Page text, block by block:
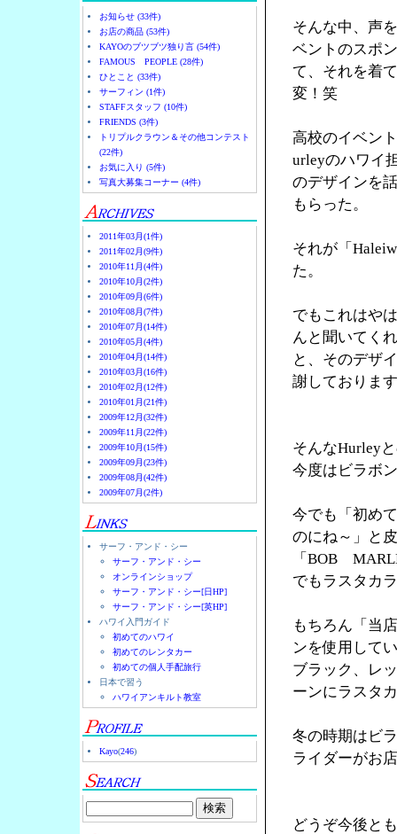
お知らせ (33件)
お店の商品 (53件)
KAYOのブツブツ独り言 (54件)
FAMOUS PEOPLE (28件)
ひとこと (33件)
サーフィン (1件)
STAFFスタッフ (10件)
FRIENDS (3件)
トリプルクラウン＆その他コンテスト
(22件)
お気に入り (5件)
写真大募集コーナー (4件)
2011年03月(1件)
2011年02月(9件)
2010年11月(4件)
2010年10月(2件)
2010年09月(6件)
2010年08月(7件)
2010年07月(14件)
2010年05月(4件)
2010年04月(14件)
2010年03月(16件)
2010年02月(12件)
2010年01月(21件)
2009年12月(32件)
2009年11月(22件)
2009年10月(15件)
2009年09月(23件)
2009年08月(42件)
2009年07月(2件)
サーフ・アンド・シー
サーフ・アンド・シー
オンラインショップ
サーフ・アンド・シー[日HP]
サーフ・アンド・シー[英HP]
ハワイ入門ガイド
初めてのハワイ
初めてのレンタカー
初めての個人手配旅行
日本で習う
ハワイアンキルト教室
Kayo(246)
そんな中、声
ベントのスポ
て、それを着
変！笑
高校のイベン
urleyのハワイ
のデザインを
もらった。
それが「
た。
でもこれはや
んと聞いてく
と、そのデザ
謝しておりま
そんなHurley
今度はビラボ
今でも「初め
のにね～」と
「BOB
でもラスタカ
もちろん「当
ンを使用して
ブラック、レ
ーンにラスタ
冬の時期はビ
ライダーがお
どうぞ今後と